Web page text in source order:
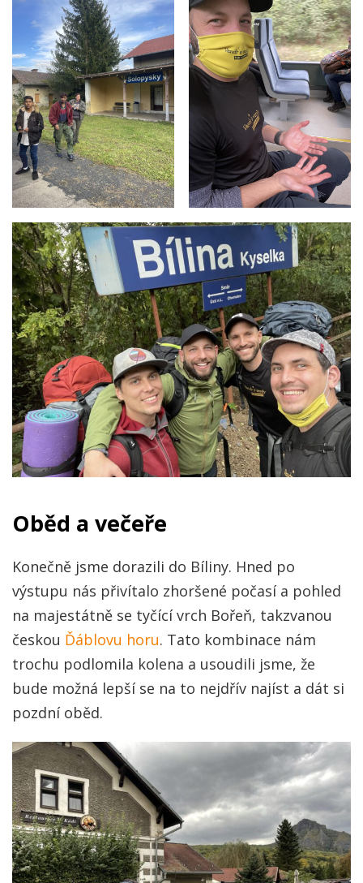
Oběd a večeře
Konečně jsme dorazili do Bíliny. Hned po
výstupu nás přivítalo zhoršené počasí a pohled
na majestátně se tyčící vrch Bořeň, takzvanou
českou Ďáblovu horu. Tato kombinace nám
trochu podlomila kolena a usoudili jsme, že
bude možná lepší se na to nejdřív najíst a dát si
pozdní oběd.